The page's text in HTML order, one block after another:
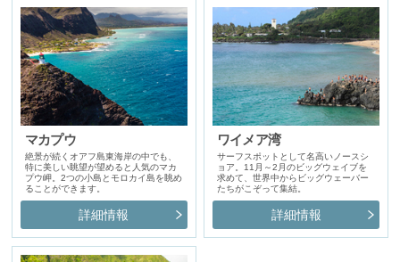
マカプウ
絶景が続くオアフ島東海岸の中でも、
特に美しい眺望が望めると人気のマカ
プウ岬。2つの小島とモロカイ島を眺め
ることができます。
詳細情報
ワイメア湾
サーフスポットとして名高いノースシ
ョア。11月～2月のビッグウェイブを
求めて、世界中からビッグウェーバー
たちがこぞって集結。
詳細情報